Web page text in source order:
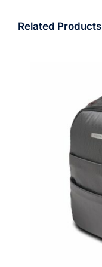
Related Products